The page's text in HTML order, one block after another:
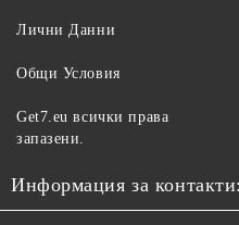
Лични Данни
Общи Условия
Get7.eu всички права
запазени.
Информация за контакти: